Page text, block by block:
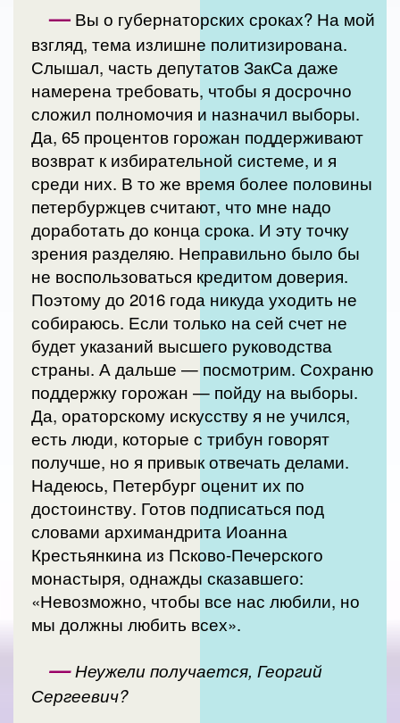
— Вы о губернаторских сроках? На мой
взгляд, тема излишне политизирована.
Слышал, часть депутатов ЗакСа даже
намерена требовать, чтобы я досрочно
сложил полномочия и назначил выборы.
Да, 65 процентов горожан поддерживают
возврат к избирательной системе, и я
среди них. В то же время более половины
петербуржцев считают, что мне надо
доработать до конца срока. И эту точку
зрения разделяю. Неправильно было бы
не воспользоваться кредитом доверия.
Поэтому до 2016 года никуда уходить не
собираюсь. Если только на сей счет не
будет указаний высшего руководства
страны. А дальше — посмотрим. Сохраню
поддержку горожан — пойду на выборы.
Да, ораторскому искусству я не учился,
есть люди, которые с трибун говорят
получше, но я привык отвечать делами.
Надеюсь, Петербург оценит их по
достоинству. Готов подписаться под
словами архимандрита Иоанна
Крестьянкина из Псково-Печерского
монастыря, однажды сказавшего:
«Невозможно, чтобы все нас любили, но
мы должны любить всех».
—Неужели получается, Георгий
Сергеевич?